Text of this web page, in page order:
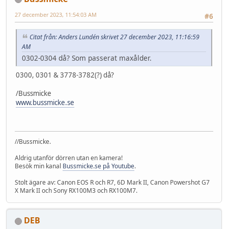
#6
27 december 2023, 11:54:03 AM
Citat från: Anders Lundén skrivet 27 december 2023, 11:16:59
AM
0302-0304 då? Som passerat maxålder.
0300, 0301 & 3778-3782(?) då?
/Bussmicke
www.bussmicke.se
//Bussmicke.
Aldrig utanför dörren utan en kamera!
Besök min kanal Bussmicke.se på Youtube.
Stolt ägare av: Canon EOS R och R7, 6D Mark II, Canon Powershot G7
X Mark II och Sony RX100M3 och RX100M7.
DEB